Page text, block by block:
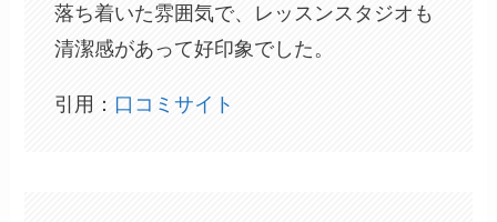
落ち着いた雰囲気で、レッスンスタジオも
清潔感があって好印象でした。
引用： 口コミサイト